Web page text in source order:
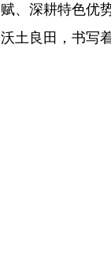
赋、深耕特色优
沃土良田，书写